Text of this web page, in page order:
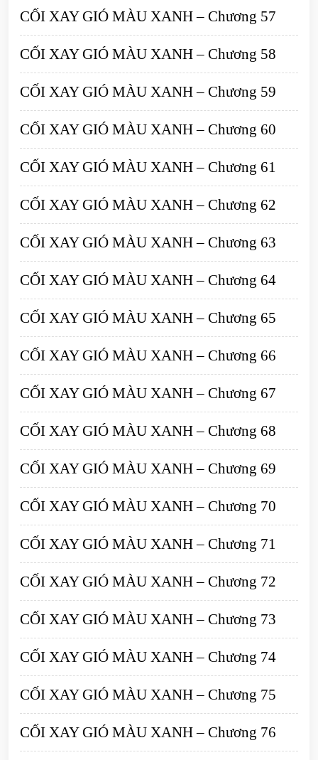
CỐI XAY GIÓ MÀU XANH – Chương 57
CỐI XAY GIÓ MÀU XANH – Chương 58
CỐI XAY GIÓ MÀU XANH – Chương 59
CỐI XAY GIÓ MÀU XANH – Chương 60
CỐI XAY GIÓ MÀU XANH – Chương 61
CỐI XAY GIÓ MÀU XANH – Chương 62
CỐI XAY GIÓ MÀU XANH – Chương 63
CỐI XAY GIÓ MÀU XANH – Chương 64
CỐI XAY GIÓ MÀU XANH – Chương 65
CỐI XAY GIÓ MÀU XANH – Chương 66
CỐI XAY GIÓ MÀU XANH – Chương 67
CỐI XAY GIÓ MÀU XANH – Chương 68
CỐI XAY GIÓ MÀU XANH – Chương 69
CỐI XAY GIÓ MÀU XANH – Chương 70
CỐI XAY GIÓ MÀU XANH – Chương 71
CỐI XAY GIÓ MÀU XANH – Chương 72
CỐI XAY GIÓ MÀU XANH – Chương 73
CỐI XAY GIÓ MÀU XANH – Chương 74
CỐI XAY GIÓ MÀU XANH – Chương 75
CỐI XAY GIÓ MÀU XANH – Chương 76